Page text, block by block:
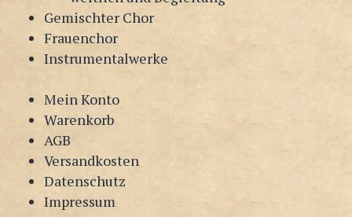
Gemischter Chor
Frauenchor
Instrumentalwerke
Mein Konto
Warenkorb
AGB
Versandkosten
Datenschutz
Impressum